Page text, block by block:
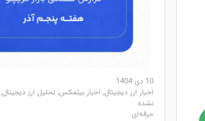
10 دی 1404
اخبار ارز دیجیتال, اخبار بیتمکس, تحلیل ارز دیجیتال,
نشده
حرفه‌ای